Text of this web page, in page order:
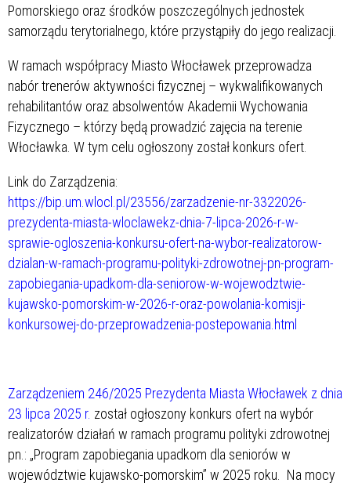
Pomorskiego oraz środków poszczególnych jednostek
samorządu terytorialnego, które przystąpiły do jego realizacji.
W ramach współpracy Miasto Włocławek przeprowadza
nabór trenerów aktywności fizycznej – wykwalifikowanych
rehabilitantów oraz absolwentów Akademii Wychowania
Fizycznego – którzy będą prowadzić zajęcia na terenie
Włocławka. W tym celu ogłoszony został konkurs ofert.
Link do Zarządzenia:
https://bip.um.wlocl.pl/23556/zarzadzenie-nr-3322026-
prezydenta-miasta-wloclawekz-dnia-7-lipca-2026-r-w-
sprawie-ogloszenia-konkursu-ofert-na-wybor-realizatorow-
dzialan-w-ramach-programu-polityki-zdrowotnej-pn-program-
zapobiegania-upadkom-dla-seniorow-w-wojewodztwie-
kujawsko-pomorskim-w-2026-r-oraz-powolania-komisji-
konkursowej-do-przeprowadzenia-postepowania.html
Zarządzeniem 246/2025 Prezydenta Miasta Włocławek z dnia
23 lipca 2025 r. został ogłoszony konkurs ofert na wybór
realizatorów działań w ramach programu polityki zdrowotnej
pn.: „Program zapobiegania upadkom dla seniorów w
województwie kujawsko-pomorskim” w 2025 roku. Na mocy